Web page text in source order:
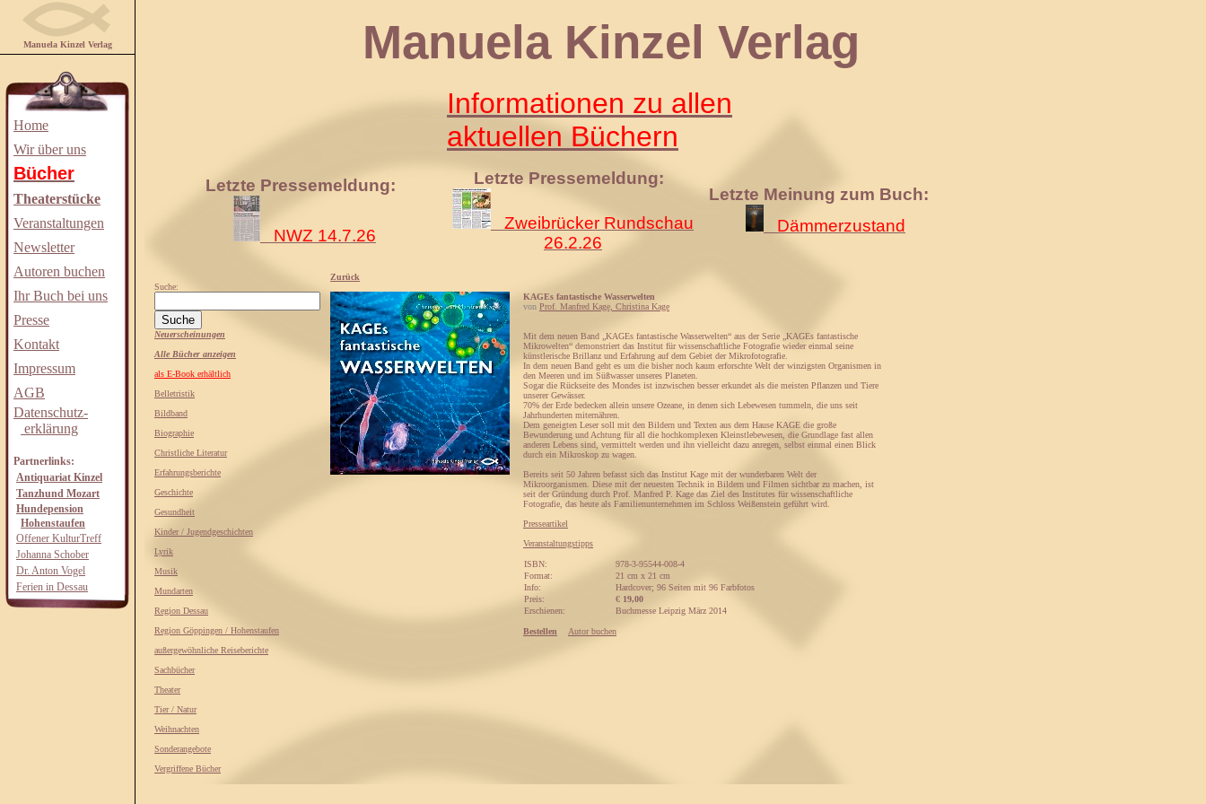
Manuela Kinzel Verlag
Home
Wir über uns
Bücher
Theaterstücke
Veranstaltungen
Newsletter
Autoren buchen
Ihr Buch bei uns
Presse
Kontakt
Impressum
AGB
Datenschutz-
erklärung
Partnerlinks:
Antiquariat Kinzel
Tanzhund Mozart
Hundepension
Hohenstaufen
Offener KulturTreff
Johanna Schober
Dr. Anton Vogel
Ferien in Dessau
Manuela Kinzel Verlag
Informationen zu allen
aktuellen Büchern
Letzte Pressemeldung:
NWZ 14.7.26
Letzte Pressemeldung:
Zweibrücker Rundschau
26.2.26
Letzte Meinung zum Buch:
Dämmerzustand
Suche:
Neuerscheinungen
Alle Bücher anzeigen
als E-Book erhältlich
Belletristik
Bildband
Biographie
Christliche Literatur
Erfahrungsberichte
Geschichte
Gesundheit
Kinder / Jugendgeschichten
Lyrik
Musik
Mundarten
Region Dessau
Region Göppingen / Hohenstaufen
außergewöhnliche Reiseberichte
Sachbücher
Theater
Tier / Natur
Weihnachten
Sonderangebote
Vergriffene Bücher
Zurück
KAGEs fantastische Wasserwelten
von Prof. Manfred Kage, Christina Kage
Mit dem neuen Band „KAGEs fantastische Wasserwelten“ aus der Serie „KAGEs fantastische
Mikrowelten“ demonstriert das Institut für wissenschaftliche Fotografie wieder einmal seine
künstlerische Brillanz und Erfahrung auf dem Gebiet der Mikrofotografie.
In dem neuen Band geht es um die bisher noch kaum erforschte Welt der winzigsten Organismen in
den Meeren und im Süßwasser unseres Planeten.
Sogar die Rückseite des Mondes ist inzwischen besser erkundet als die meisten Pflanzen und Tiere
unserer Gewässer.
70% der Erde bedecken allein unsere Ozeane, in denen sich Lebewesen tummeln, die uns seit
Jahrhunderten miternähren.
Dem geneigten Leser soll mit den Bildern und Texten aus dem Hause KAGE die große
Bewunderung und Achtung für all die hochkomplexen Kleinstlebewesen, die Grundlage fast allen
anderen Lebens sind, vermittelt werden und ihn vielleicht dazu anregen, selbst einmal einen Blick
durch ein Mikroskop zu wagen.
Bereits seit 50 Jahren befasst sich das Institut Kage mit der wunderbaren Welt der
Mikroorganismen. Diese mit der neuesten Technik in Bildern und Filmen sichtbar zu machen, ist
seit der Gründung durch Prof. Manfred P. Kage das Ziel des Institutes für wissenschaftliche
Fotografie, das heute als Familienunternehmen im Schloss Weißenstein geführt wird.
Presseartikel
Veranstaltungstipps
ISBN:
978-3-95544-008-4
Format:
21 cm x 21 cm
Info:
Hardcover; 96 Seiten mit 96 Farbfotos
Preis:
€ 19,00
Erschienen:
Buchmesse Leipzig März 2014
Bestellen Autor buchen